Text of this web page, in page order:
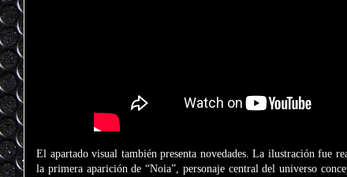
El apartado visual también presenta novedades. La ilustración fue
la primera aparición de “Noia”, personaje central del universo